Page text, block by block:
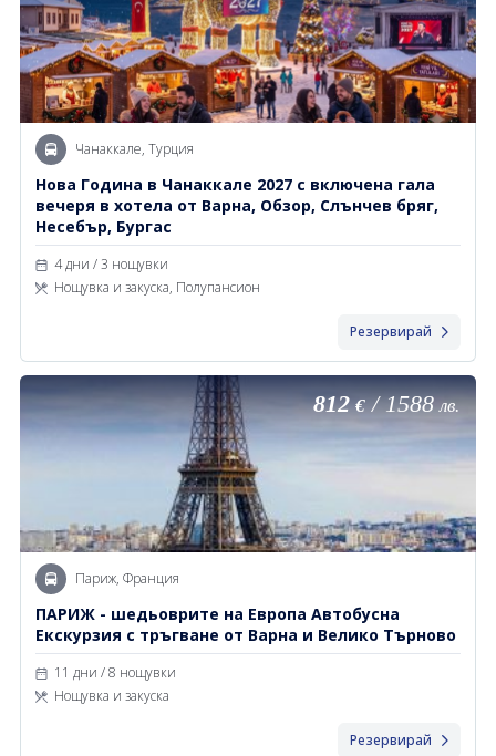
Чанаккале, Турция
Новa Година в Чанаккале 2027 с включена гала
вечеря в хотела от Варна, Обзор, Слънчев бряг,
Несебър, Бургас
4 дни / 3 нощувки
Нощувка и закуска, Полупансион
Резервирай
812 €/1588 лв.
Париж, Франция
ПАРИЖ - шедьоврите на Европа Автобусна
Екскурзия с тръгване от Варна и Велико Търново
11 дни / 8 нощувки
Нощувка и закуска
Резервирай